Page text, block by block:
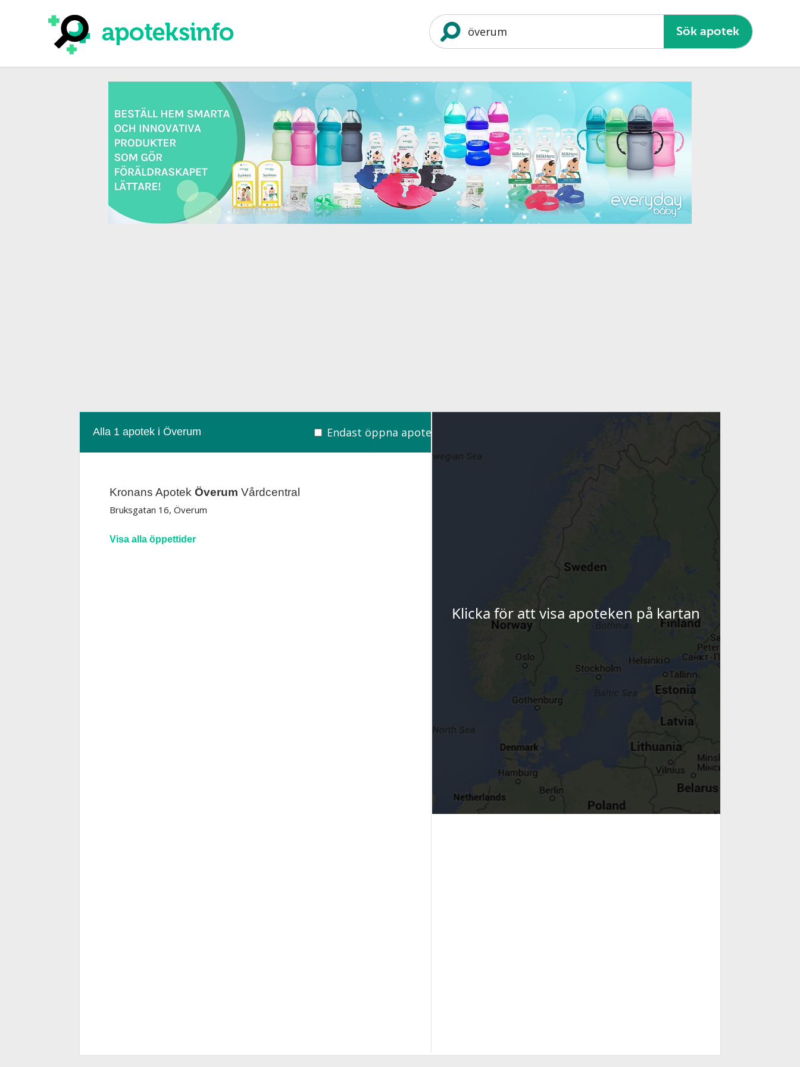
Sök apotek
Klicka för att visa apoteken på kartan
Alla 1 apotek i Överum Endast öppna apotek
Kronans ApotekÖverum Vårdcentral
Bruksgatan 16, Överum
Visa alla öppettider